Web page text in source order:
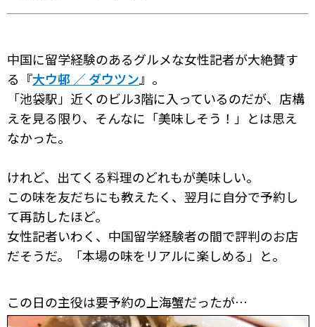
中国に留学経験のあるグルメな女性記者が大絶賛す
る『大ウ邨 ／ ダウツン』。
「池袋駅」近くのビル3階に入っているのだが、店構
えを見る限り、そんなに「美味しそう！」とは思え
なかった。
けれど、出てくる料理のどれもが美味しい。
この味を友だちにも教えたく、翌月に自分で予約し
て再訪したほど。
女性記者いわく、中国留学経験者の間で評判のお店
だそうだ。「本場の味をリアルに楽しめる」と。
この日の主役は要予約の上海蟹だったが…